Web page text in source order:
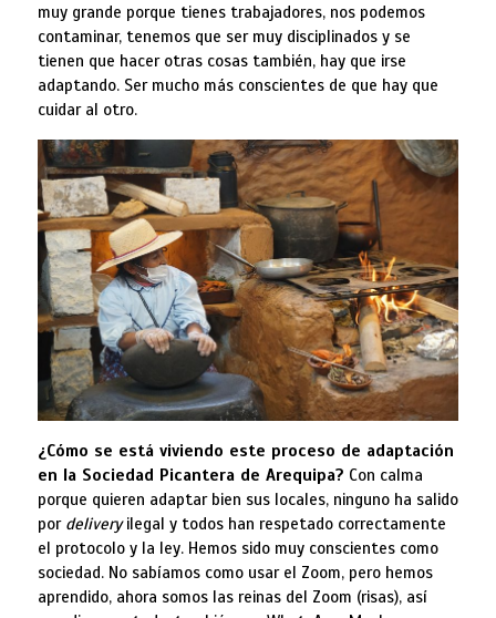
muy grande porque tienes trabajadores, nos podemos
contaminar, tenemos que ser muy disciplinados y se
tienen que hacer otras cosas también, hay que irse
adaptando. Ser mucho más conscientes de que hay que
cuidar al otro.
¿Cómo se está viviendo este proceso de adaptación
en la Sociedad Picantera de Arequipa? Con calma
porque quieren adaptar bien sus locales, ninguno ha salido
por deliveryilegal y todos han respetado correctamente
el protocolo y la ley. Hemos sido muy conscientes como
sociedad. No sabíamos como usar el Zoom, pero hemos
aprendido, ahora somos las reinas del Zoom (risas), así